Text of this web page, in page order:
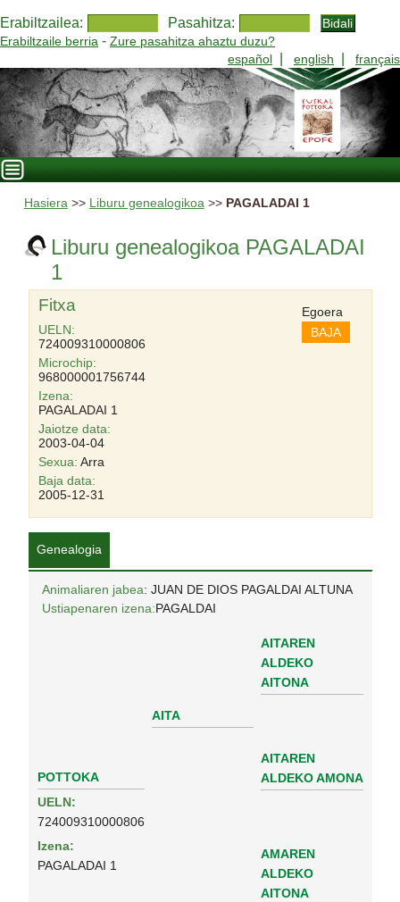
Erabiltzailea: Pasahitza:
Erabiltzaile berria - Zure pasahitza ahaztu duzu?
español
english français
Hasiera>> Liburu genealogikoa>> PAGALADAI 1
Liburu genealogikoa PAGALADAI
1
Fitxa
UELN:
724009310000806
Microchip:
968000001756744
Izena:
PAGALADAI 1
Jaiotze data:
2003-04-04
Sexua: Arra
Egoera
BAJA
Baja data:
2005-12-31
Genealogia
Animaliaren jabea: JUAN DE DIOS PAGALDAI ALTUNA
Ustiapenaren izena:PAGALDAI
POTTOKA
UELN:
724009310000806
Izena:
PAGALADAI 1
AITA
AITAREN
ALDEKO
AITONA
AITAREN
ALDEKO AMONA
AMAREN
ALDEKO
AITONA